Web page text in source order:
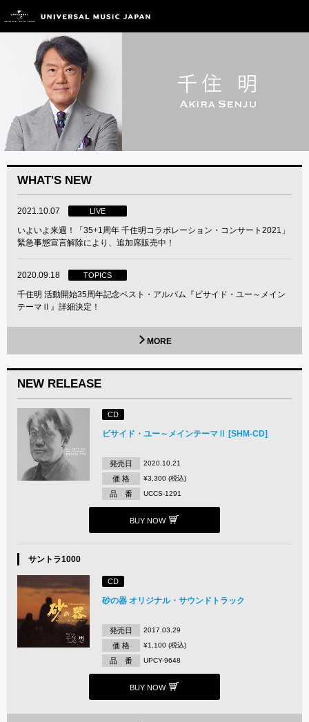
WHAT'S NEW
2021.10.07 LIVE
いよいよ来週！「35+1周年 千住明コラボレーション・コンサート2021」
緊急事態宣言解除により、追加席販売中！
2020.09.18 TOPICS
千住明 活動開始35周年記念ベスト・アルバム『ビサイド・ユー～メイン
テーマⅡ』詳細決定！
MORE
NEW RELEASE
CD
ビサイド・ユー～メインテーマⅡ [SHM-CD]
発売日 2020.10.21
価 格 ¥3,300 (税込)
品 番 UCCS-1291
BUY NOW
サントラ1000
CD
砂の器 オリジナル・サウンドトラック
発売日 2017.03.29
価 格 ¥1,100 (税込)
品 番 UPCY-9648
BUY NOW